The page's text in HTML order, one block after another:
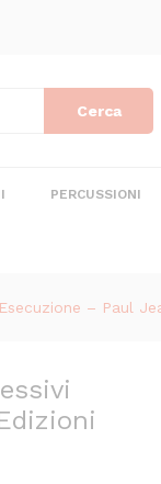
Cerca
PERCUSSIONI
– Paul